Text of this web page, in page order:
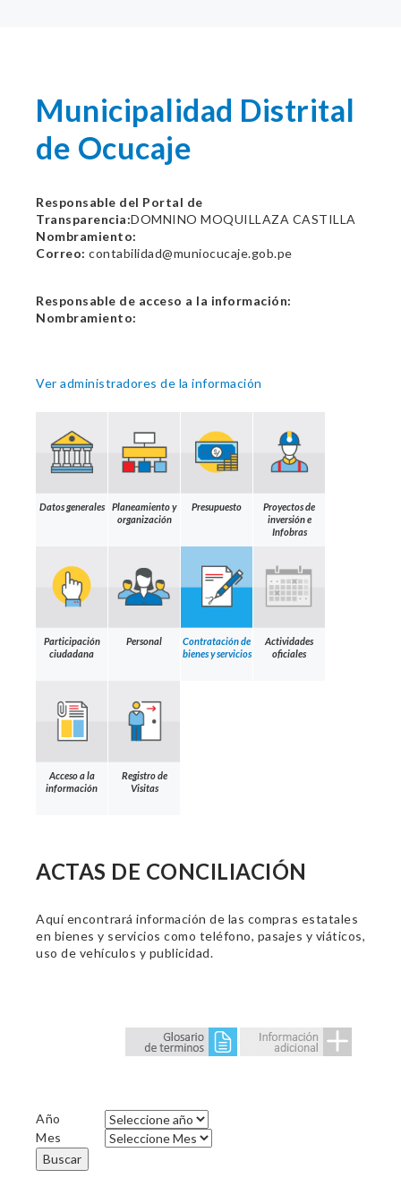
Municipalidad Distrital
de Ocucaje
Responsable del Portal de
Transparencia:DOMNINO MOQUILLAZA CASTILLA
Nombramiento:
Correo: contabilidad@muniocucaje.gob.pe
Responsable de acceso a la información:
Nombramiento:
Ver administradores de la información
Datos generales
Planeamiento y
organización
Presupuesto
Proyectos de
inversión e
Infobras
Participación
ciudadana
Personal
Contratación de
bienes y servicios
Actividades
oficiales
Acceso a la
información
Registro de
Visitas
ACTAS DE CONCILIACIÓN
Aquí encontrará información de las compras estatales
en bienes y servicios como teléfono, pasajes y viáticos,
uso de vehículos y publicidad.
Año
Mes
Buscar